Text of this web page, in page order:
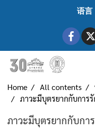
语言
Home All contents
ภาวะมีบุตรยากกับการ
ภาวะมีบุตรยากกับกา